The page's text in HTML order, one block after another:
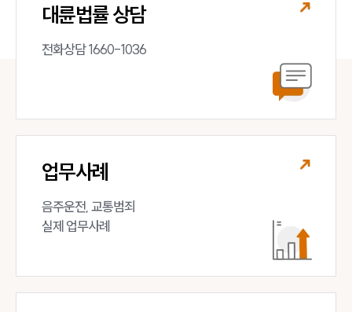
대륜법률 상담
전화상담 1660-1036
업무사례
음주운전, 교통범죄
실제 업무사례